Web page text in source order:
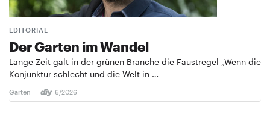
EDITORIAL
Der Garten im Wandel
Lange Zeit galt in der grünen Branche die Faustregel „Wenn die
Konjunktur schlecht und die Welt in …
Garten 6/2026